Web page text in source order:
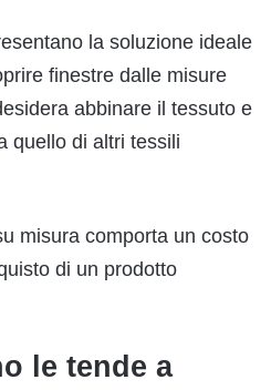
la soluzione ideale
finestre dalle misure
abbinare il tessuto e
quello di altri tessili
misura comporta un costo
di un prodotto
le tende a